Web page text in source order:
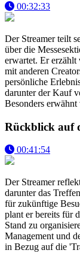
00:32:33
Der Streamer teilt
über die
erwartet. Er
mit anderen
persönliche
darunter der Kauf
Besonders
Rückblick auf
00:41:54
Der Streamer
darunter das
für zukünftige
plant er bereits für
Stand zu
Management und
in Bezug auf die